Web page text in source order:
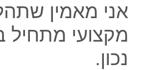
אני מאמין
מקצועי מתחיל
נכון.